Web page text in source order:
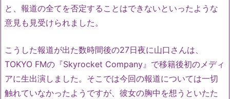
と、報道の全てを否定することはできないといったような
意見も見受けられました。
こうした報道が出た数時間後の27日夜に山口さんは、
TOKYO FMの『Skyrocket Company』で移籍後初のメディ
アに生出演しました。そこでは今回の報道については一切
触れていなかったようですが、彼女の胸中を想うといたた